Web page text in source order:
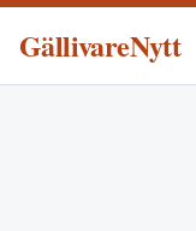
GällivareNytt